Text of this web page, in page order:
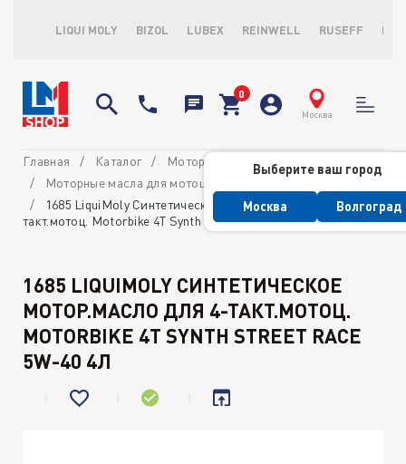
LIQUI MOLY BIZOL LUBEX REINWELL RUSEFF
Москва
Выберите ваш город
Москва Волгоград
Главная Каталог
Моторные масла
Моторные масла для мотоциклов
1685 LiquiMoly Синтетическое мотор.масло для 4-
такт.мотоц. Motorbike 4T Synth Street Race 5W-40 4л
1685 LIQUIMOLY СИНТЕТИЧЕСКОЕ
МОТОР.МАСЛО ДЛЯ 4-ТАКТ.МОТОЦ.
MOTORBIKE 4T SYNTH STREET RACE
5W-40 4Л